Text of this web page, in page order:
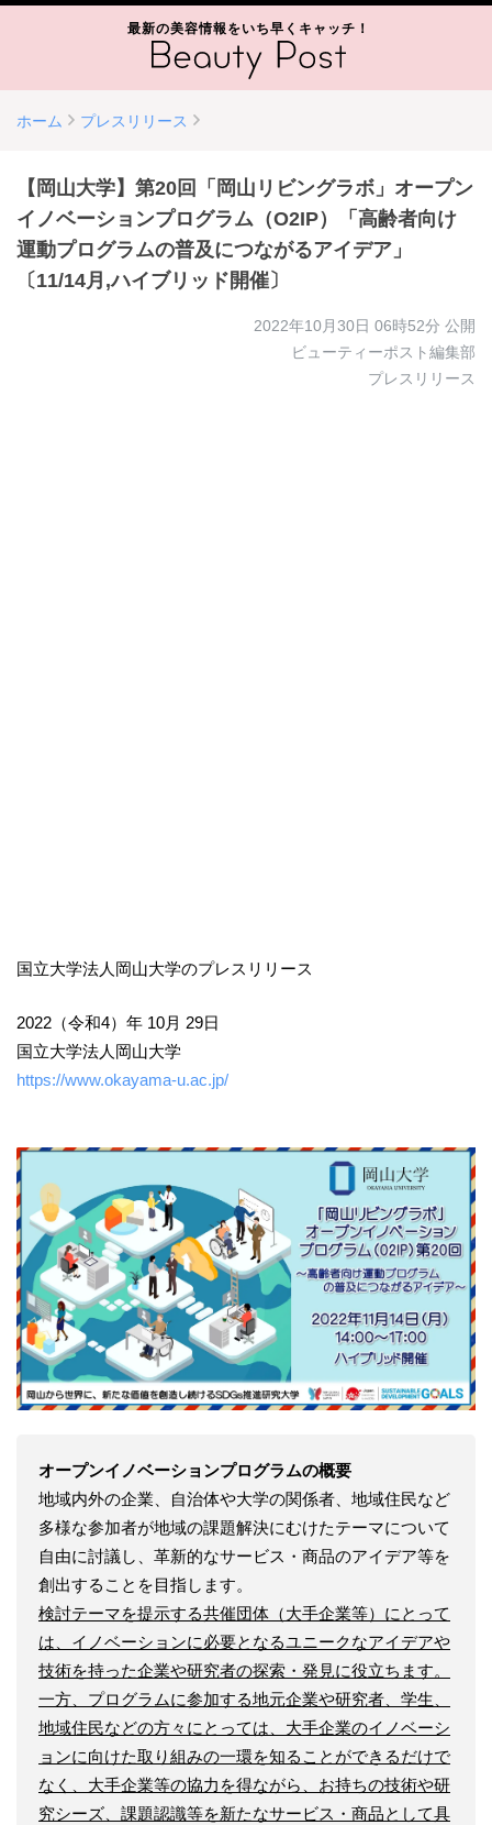
最新の美容情報をいち早くキャッチ！
ホーム プレスリリース
【岡山大学】第20回「岡山リビングラボ」オープン
イノベーションプログラム（O2IP）「高齢者向け
運動プログラムの普及につながるアイデア」
〔11/14月,ハイブリッド開催〕
2022年10月30日 06時52分 公開
ビューティーポスト編集部
プレスリリース
国立大学法人岡山大学のプレスリリース
2022（令和4）年 10月 29日
国立大学法人岡山大学
https://www.okayama-u.ac.jp/
オープンイノベーションプログラムの概要
地域内外の企業、自治体や大学の関係者、地域住民など
多様な参加者が地域の課題解決にむけたテーマについて
自由に討議し、革新的なサービス・商品のアイデア等を
創出することを目指します。
検討テーマを提示する共催団体（大手企業等）にとって
は、イノベーションに必要となるユニークなアイデアや
技術を持った企業や研究者の探索・発見に役立ちます。
一方、プログラムに参加する地元企業や研究者、学生、
地域住民などの方々にとっては、大手企業のイノベーシ
ョンに向けた取り組みの一環を知ることができるだけで
なく、大手企業等の協力を得ながら、お持ちの技術や研
究シーズ、課題認識等を新たなサービス・商品として具